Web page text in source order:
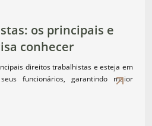
os principais e
conhecer
direitos trabalhistas e esteja em
funcionários, garantindo maior